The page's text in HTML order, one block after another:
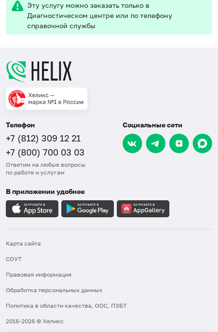
Эту услугу можно заказать только в
Диагностическом центре или по телефону
справочной службы
Телефон
+7 (812) 309 12 21
+7 (800) 700 03 03
Ответим на любые вопросы
по работе и услугам
Социальные сети
В приложении удобнее
Карта сайта
СОУТ
Правовая информация
Обработка персональных данных
Политика в области качества, ООС, ПЗБТ
2016-2026 © Хеликс